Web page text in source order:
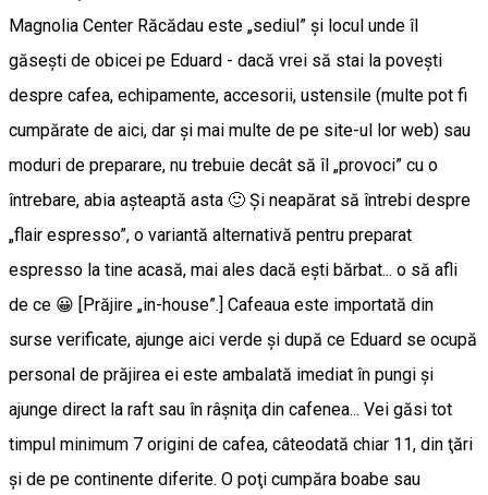
Magnolia Center Răcădau este „sediul” şi locul unde îl
găseşti de obicei pe Eduard - dacă vrei să stai la poveşti
despre cafea, echipamente, accesorii, ustensile (multe pot fi
cumpărate de aici, dar şi mai multe de pe site-ul lor web) sau
moduri de preparare, nu trebuie decât să îl „provoci” cu o
întrebare, abia aşteaptă asta 🙂 Şi neapărat să întrebi despre
„flair espresso”, o variantă alternativă pentru preparat
espresso la tine acasă, mai ales dacă eşti bărbat... o să afli
de ce 😀 [Prăjire „in-house”.] Cafeaua este importată din
surse verificate, ajunge aici verde şi după ce Eduard se ocupă
personal de prăjirea ei este ambalată imediat în pungi şi
ajunge direct la raft sau în râşniţa din cafenea... Vei găsi tot
timpul minimum 7 origini de cafea, câteodată chiar 11, din ţări
şi de pe continente diferite. O poţi cumpăra boabe sau